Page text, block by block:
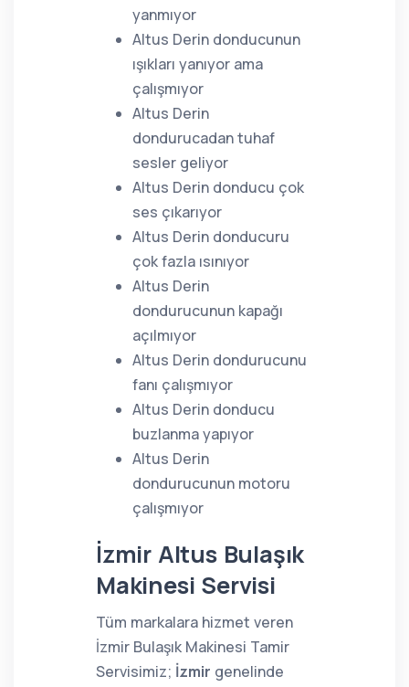
yanmıyor
Altus Derin donducunun
ışıkları yanıyor ama
çalışmıyor
Altus Derin
dondurucadan tuhaf
sesler geliyor
Altus Derin donducu çok
ses çıkarıyor
Altus Derin donducuru
çok fazla ısınıyor
Altus Derin
dondurucunun kapağı
açılmıyor
Altus Derin dondurucunu
fanı çalışmıyor
Altus Derin donducu
buzlanma yapıyor
Altus Derin
dondurucunun motoru
çalışmıyor
İzmir Altus Bulaşık
Makinesi Servisi
Tüm markalara hizmet veren
İzmir Bulaşık Makinesi Tamir
Servisimiz; İzmir genelinde